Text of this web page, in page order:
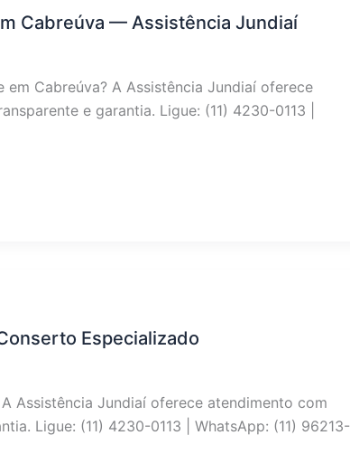
Cabreúva — Assistência Jundiaí
Cabreúva? A Assistência Jundiaí oferece
e garantia. Ligue: (11) 4230-0113 |
Especializado
Assistência Jundiaí oferece atendimento com
Ligue: (11) 4230-0113 | WhatsApp: (11) 96213-